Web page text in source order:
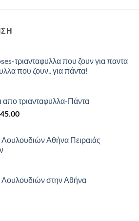
τριανταφυλλα που ζουν για παντα
που ζουν.. για πάντα!
απο τριανταφυλλα-Πάντα
45.00Price
throughΑθήνα Πειραιάς
στην Αθήνα